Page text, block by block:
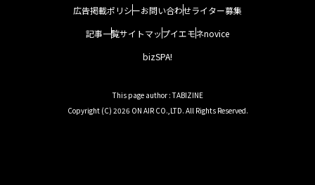
広告掲載ポリシーお問い合わせライター募集
記事一覧サイトマップイエモネnovice
bizSPA!
This page author : TABIZINE
Copyright (C) 2026 ON AIR CO.,LTD. All Rights Reserved.